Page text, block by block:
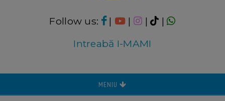
Follow us: | | |
|
Intreabă I-MAMI
MENIU